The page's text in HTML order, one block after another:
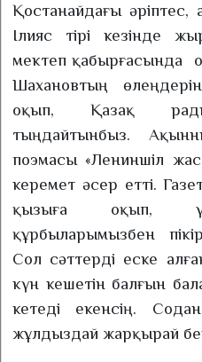
Қостанайдағы
Ілияс тірі кезінде
мектеп қабырғасында
Шахановтың
оқып, Қазақ
тыңдайтынбыз.
поэмасы «Лениншіл
керемет әсер етті.
қызыға оқып,
құрбыларымызбен
Сол сәттерді еске
күн кешетін балғын
кетеді екенсің.
жұлдыздай жарқырай